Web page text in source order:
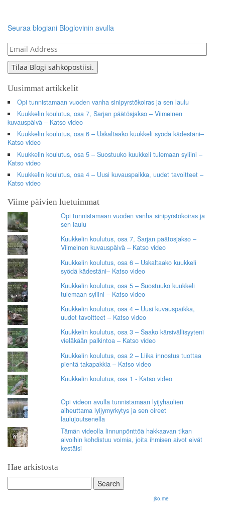
Seuraa blogiani Bloglovinin avulla
Email
Address
Tilaa Blogi sähköpostiisi.
Uusimmat artikkelit
Opi tunnistamaan vuoden vanha sinipyrstökoiras ja sen laulu
Kuukkelin koulutus, osa 7, Sarjan päätösjakso – Viimeinen
kuvauspäivä – Katso video
Kuukkelin koulutus, osa 6 – Uskaltaako kuukkeli syödä kädestäni–
Katso video
Kuukkelin koulutus, osa 5 – Suostuuko kuukkeli tulemaan syliini –
Katso video
Kuukkelin koulutus, osa 4 – Uusi kuvauspaikka, uudet tavoitteet –
Katso video
Viime päivien luetuimmat
Opi tunnistamaan vuoden vanha sinipyrstökoiras ja
sen laulu
Kuukkelin koulutus, osa 7, Sarjan päätösjakso –
Viimeinen kuvauspäivä – Katso video
Kuukkelin koulutus, osa 6 – Uskaltaako kuukkeli
syödä kädestäni– Katso video
Kuukkelin koulutus, osa 5 – Suostuuko kuukkeli
tulemaan syliini – Katso video
Kuukkelin koulutus, osa 4 – Uusi kuvauspaikka,
uudet tavoitteet – Katso video
Kuukkelin koulutus, osa 3 – Saako kärsivällisyyteni
vieläkään palkintoa – Katso video
Kuukkelin koulutus, osa 2 – Liika innostus tuottaa
pientä takapakkia – Katso video
Kuukkelin koulutus, osa 1 - Katso video
Opi videon avulla tunnistamaan lyijyhaulien
aiheuttama lyijymyrkytys ja sen oireet
laulujoutsenella
Tämän videolla linnunpönttöä hakkaavan tikan
aivoihin kohdistuu voimia, joita ihmisen aivot eivät
kestäisi
Hae arkistosta
for:
jko.me